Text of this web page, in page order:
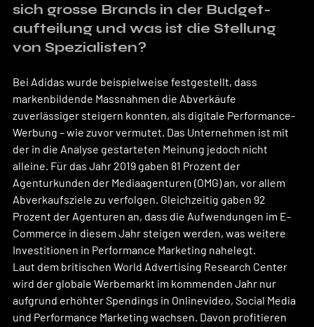
sich grosse Brands in der Budget-
aufteilung und was ist die Stellung
von Spezialisten?
Bei Adidas wurde beispielweise festgestellt, dass
markenbildende Massnahmen die Abverkäufe
zuverlässiger steigern konnten, als digitale Performance-
Werbung – wie zuvor vermutet. Das Unternehmen ist mit
der in die Analyse gestarteten Meinung jedoch nicht
alleine. Für das Jahr 2019 gaben 81 Prozent der
Agenturkunden der Mediaagenturen (OMG) an, vor allem
Abverkaufsziele zu verfolgen. Gleichzeitig gaben 92
Prozent der Agenturen an, dass die Aufwendungen im E-
Commerce in diesem Jahr steigen werden, was weitere
Investitionen in Performance Marketing nahelegt.
Laut dem britischen World Advertising Research Center
wird der globale Werbemarkt im kommenden Jahr nur
aufgrund erhöhter Spendings in Onlinevideo, Social Media
und Performance Marketing wachsen. Davon profitieren